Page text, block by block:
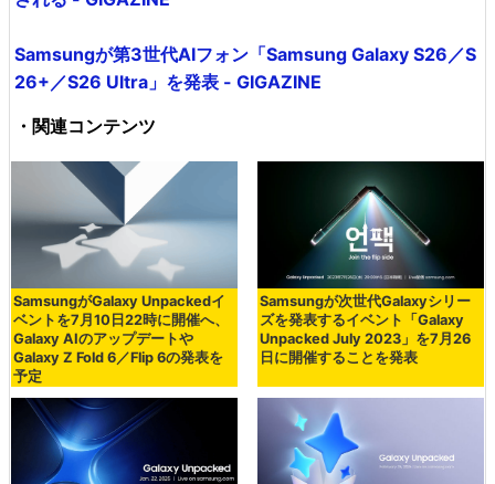
Samsungが第3世代AIフォン「Samsung Galaxy S26／S
26+／S26 Ultra」を発表 - GIGAZINE
・関連コンテンツ
SamsungがGalaxy Unpackedイ
ベントを7月10日22時に開催へ、
Galaxy AIのアップデートや
Galaxy Z Fold 6／Flip 6の発表を
予定
Samsungが次世代Galaxyシリー
ズを発表するイベント「Galaxy
Unpacked July 2023」を7月26
日に開催することを発表